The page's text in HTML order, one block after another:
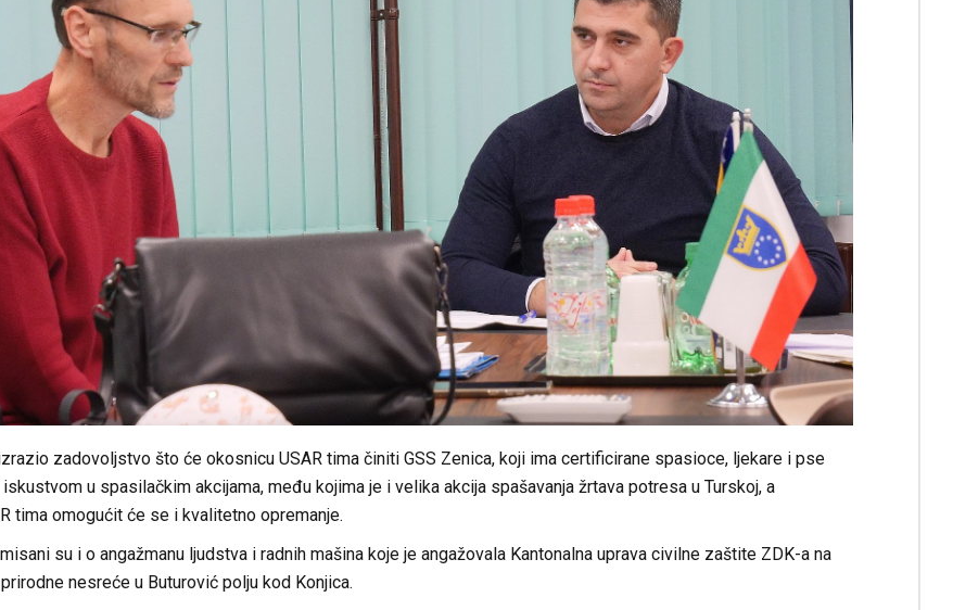
zadovoljstvo što će okosnicu USAR tima činiti GSS Zenica, koji ima certificirane spasioce, ljekare i pse
u spasilačkim akcijama, među kojima je i velika akcija spašavanja žrtava potresa u Turskoj, a
tima omogućit će se i kvalitetno opremanje.
su i o angažmanu ljudstva i radnih mašina koje je angažovala Kantonalna uprava civilne zaštite ZDK-a na
nesreće u Buturović polju kod Konjica.